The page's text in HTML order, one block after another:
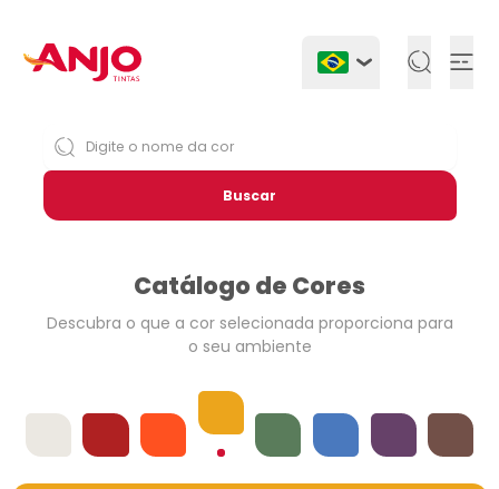
Buscar
Catálogo de Cores
Descubra o que a cor selecionada proporciona para
o seu ambiente
OffwhitesVermelhosLaranjas
Amarelos
VerdesAzuis Violetas